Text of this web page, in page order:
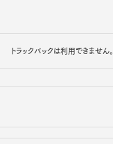
トラックバックは利用できません。